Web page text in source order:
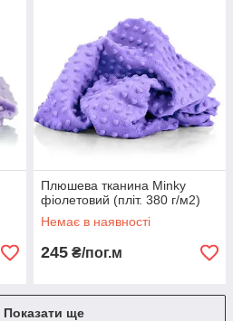
Плюшева тканина Minky
фіолетовий (пліт. 380 г/м2)
Немає в наявності
245 ₴/пог.м
Показати ще